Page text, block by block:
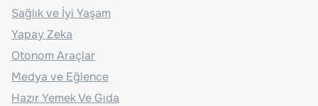
Sağlık ve İyi Yaşam
Yapay Zeka
Otonom Araçlar
Medya ve Eğlence
Hazır Yemek Ve Gıda